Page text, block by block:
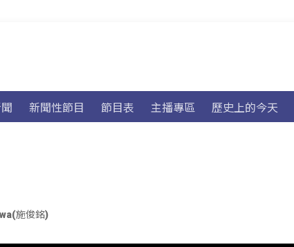
新聞性節目 節目表 主播專區 歷史上的今天
施俊銘)